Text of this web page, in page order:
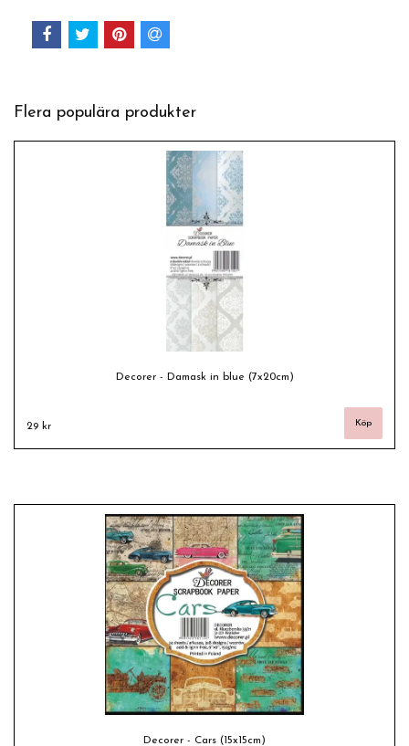
Flera populära produkter
Decorer - Damask in blue (7x20cm)
29 kr
Decorer - Cars (15x15cm)